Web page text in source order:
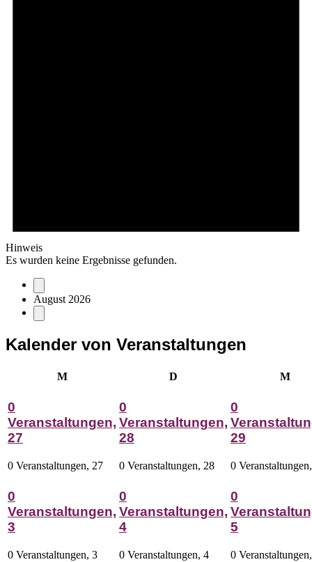
Hinweis
Es wurden keine Ergebnisse gefunden.
August 2026
Kalender von Veranstaltungen
MMontag D M
0
Veranstaltungen,
27
0 Veranstaltungen, 27
0
Veranstaltungen,
28
0 Veranstaltungen, 28
0
29
0
0
Veranstaltungen,
3
0 Veranstaltungen, 3
0
Veranstaltungen,
4
0 Veranstaltungen, 4
0
5
0